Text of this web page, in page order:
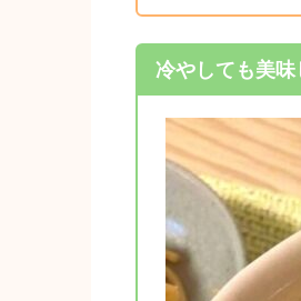
冷やしても美